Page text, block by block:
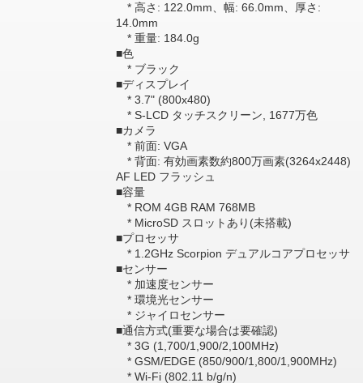
* 高さ: 122.0mm、幅: 66.0mm、厚さ:
14.0mm
* 重量: 184.0g
■色
* ブラック
■ディスプレイ
* 3.7" (800x480)
* S-LCD タッチスクリーン, 1677万色
■カメラ
* 前面: VGA
* 背面: 有効画素数約800万画素(3264x2448)
AF LED フラッシュ
■容量
* ROM 4GB RAM 768MB
* MicroSD スロットあり(未搭載)
■プロセッサ
* 1.2GHz Scorpion デュアルコアプロセッサ
■センサー
* 加速度センサー
* 環境光センサー
* ジャイロセンサー
■通信方式(重要な場合は要確認)
* 3G (1,700/1,900/2,100MHz)
* GSM/EDGE (850/900/1,800/1,900MHz)
* Wi-Fi (802.11 b/g/n)